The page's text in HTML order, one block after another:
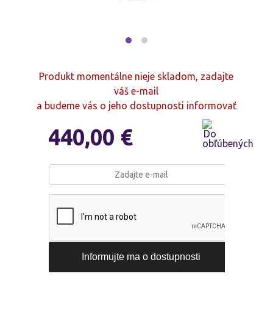
Produkt momentálne nieje skladom, zadajte
váš e-mail
a budeme vás o jeho dostupnosti informovať
440,00 €